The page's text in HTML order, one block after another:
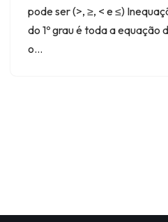
pode ser (>, ≥, < e ≤)
do 1º grau é toda a
o…